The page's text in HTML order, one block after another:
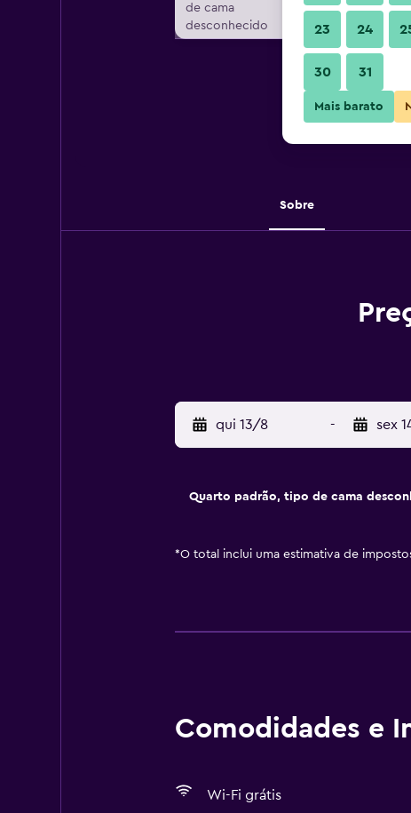
de cama
desconhecido
Sobre
qui 13/8 - sex
Quarto padrão, tipo de cama
*O total inclui uma estimativa de
Comodidades e
Wi-Fi grátis
23 24
30 31
Mais barato